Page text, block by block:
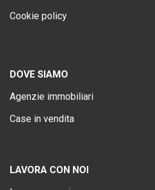
Cookie policy
DOVE SIAMO
Agenzie immobiliari
Case in vendita
LAVORA CON NOI